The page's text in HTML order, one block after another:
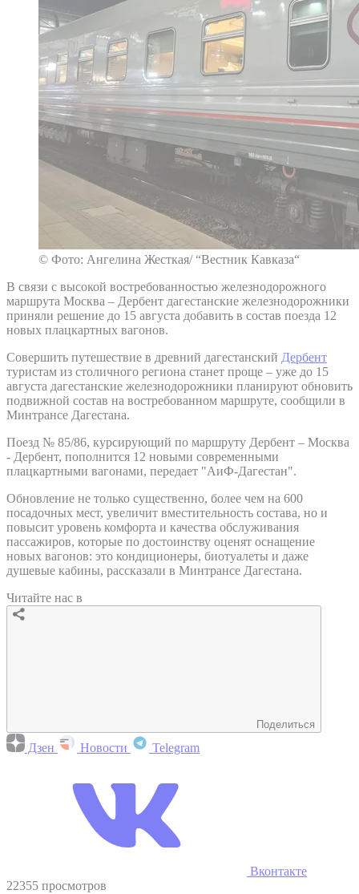
© Фото: Ангелина Жесткая/ “Вестник Кавказа“
В связи с высокой востребованностью железнодорожного
маршрута Москва – Дербент дагестанские железнодорожники
приняли решение до 15 августа добавить в состав поезда 12
новых плацкартных вагонов.
Совершить путешествие в древний дагестанский Дербент
туристам из столичного региона станет проще – уже до 15
августа дагестанские железнодорожники планируют обновить
подвижной состав на востребованном маршруте, сообщили в
Минтрансе Дагестана.
Поезд № 85/86, курсирующий по маршруту Дербент – Москва
- Дербент, пополнится 12 новыми современными
плацкартными вагонами, передает "АиФ-Дагестан".
Обновление не только существенно, более чем на 600
посадочных мест, увеличит вместительность состава, но и
повысит уровень комфорта и качества обслуживания
пассажиров, которые по достоинству оценят оснащение
новых вагонов: это кондиционеры, биотуалеты и даже
душевые кабины, рассказали в Минтрансе Дагестана.
Читайте нас в
Поделиться
Дзен Новости Telegram
Вконтакте
22355 просмотров